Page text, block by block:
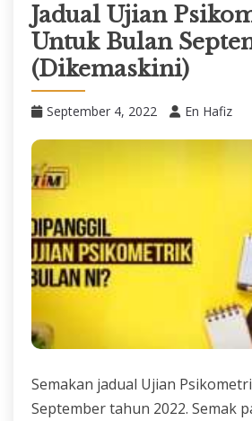
Jadual Ujian
Untuk Bulan
(Dikemaskini)
September 4, 2022 En Hafiz
Semakan jadual Ujian
September tahun 2022. Semak